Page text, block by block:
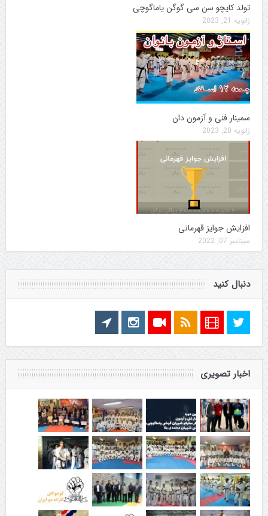
تولد کایچو سن سی گوگن یاماگوچی
ژانویه 21, 2023
سمینار فنی و آزمون دان
ژانویه 20, 2023
افزایش جوایز قهرمانی
سپتامبر 07, 2022
دنبال کنید
اخبار تصویری